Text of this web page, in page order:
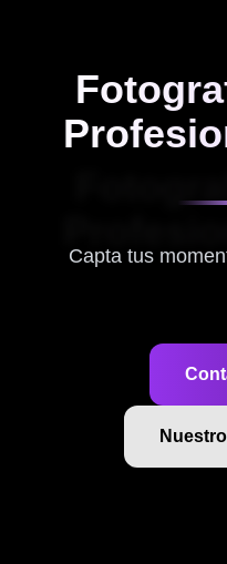
Capta tus